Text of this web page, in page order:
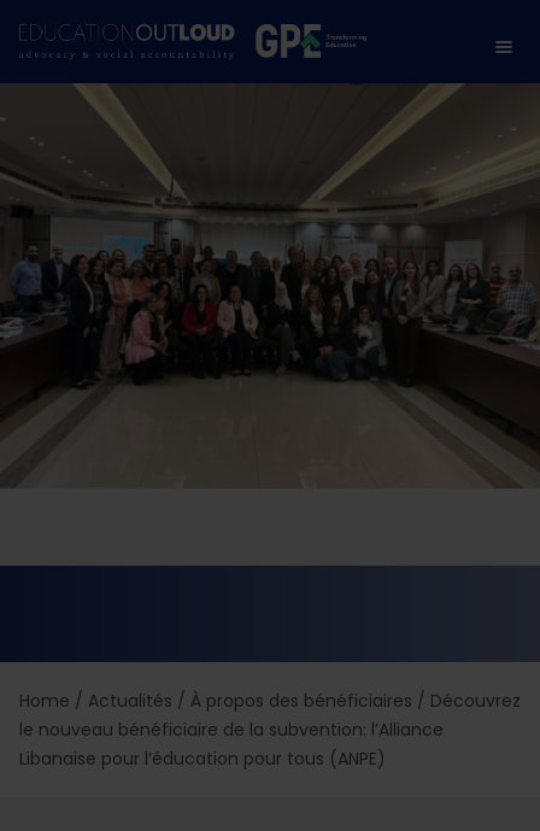
Home / Actualités / À propos des bénéficiaires / Découvrez
le nouveau bénéficiaire de la subvention: l’Alliance
Libanaise pour l’éducation pour tous (ANPE)